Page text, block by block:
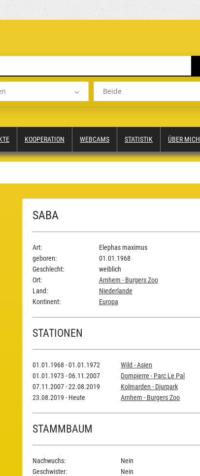
Beide
KOOPERATION WEBCAMS STATISTIK ÜBER MICH
SABA
Art:
Elephas maximus
geboren:
01.01.1968
Geschlecht:
weiblich
Ort:
Arnhem - Burgers Zoo
Land:
Niederlande
Kontinent:
Europa
STATIONEN
01.01.1968 - 01.01.1972
Wild - Asien
01.01.1973 - 06.11.2007
Dompierre - Parc Le Pal
07.11.2007 - 22.08.2019
Kolmarden - Djurpark
23.08.2019 - Heute
Arnhem - Burgers Zoo
STAMMBAUM
Nachwuchs:
Nein
Geschwister:
Nein